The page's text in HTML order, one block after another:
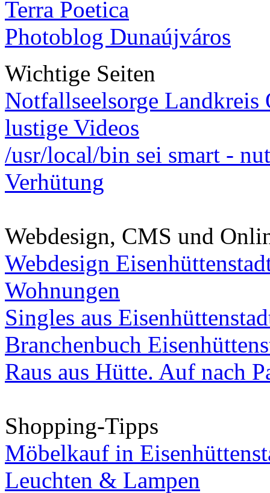
Terra Poetica
Photoblog Dunaújváros
Wichtige Seiten
Notfallseelsorge Landkreis
lustige Videos
/usr/local/bin sei smart -
Verhütung
Webdesign, CMS und
Webdesign
Wohnungen
Singles aus
Branchenbuch
Raus aus Hütte. Auf nach
Shopping-Tipps
Möbelkauf in
Leuchten & Lampen